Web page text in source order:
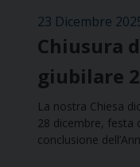
23 Dicembre
Chiusura
giubilare
La nostra Chiesa
28 dicembre, festa
conclusione